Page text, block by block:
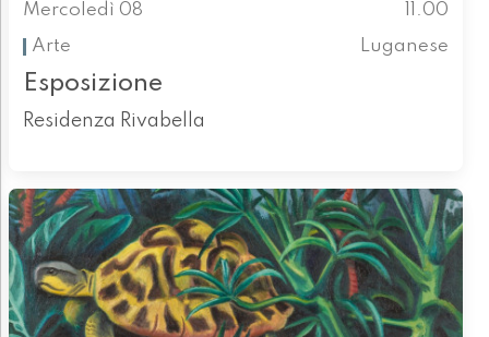
Mercoledì 08
11.00
Arte
Luganese
Esposizione
Residenza Rivabella